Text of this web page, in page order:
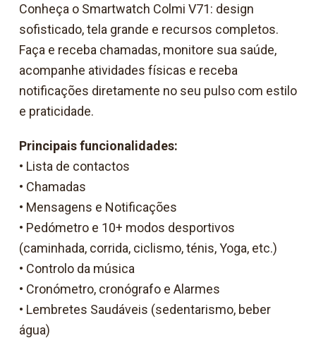
Conheça o Smartwatch Colmi V71: design
sofisticado, tela grande e recursos completos.
Faça e receba chamadas, monitore sua saúde,
acompanhe atividades físicas e receba
notificações diretamente no seu pulso com estilo
e praticidade.
Principais funcionalidades:
• Lista de contactos
• Chamadas
• Mensagens e Notificações
• Pedómetro e 10+ modos desportivos
(caminhada, corrida, ciclismo, ténis, Yoga, etc.)
• Controlo da música
• Cronómetro, cronógrafo e Alarmes
• Lembretes Saudáveis (sedentarismo, beber
água)